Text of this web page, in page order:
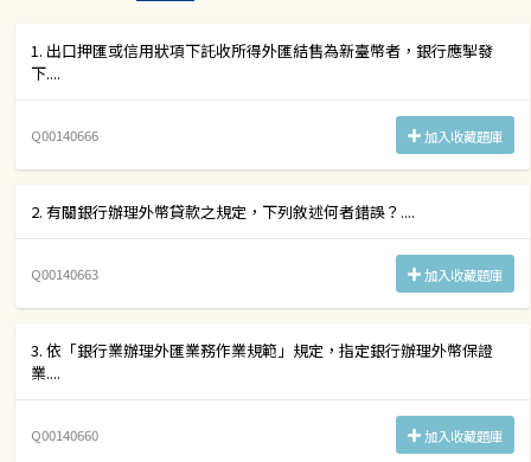
1. 出口押匯或信用狀項下託收所得外匯結售為新臺幣者，銀行應掣發
下....
Q00140666 加入收藏題庫
2. 有關銀行辦理外幣貸款之規定，下列敘述何者錯誤？....
Q00140663 加入收藏題庫
3. 依「銀行業辦理外匯業務作業規範」規定，指定銀行辦理外幣保證
業....
Q00140660 加入收藏題庫